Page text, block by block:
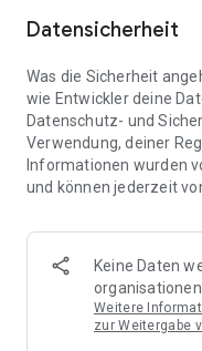
• Aktuelles aus deiner
Die App Klima-Taler
liegt der Verbrauch bei
als im normalen
GPS, um die
Taler zu berechnen.
Datenschutz hat bei
DSGVO konform in
Datensicherheit
Was die Sicherheit
wie Entwickler deine
Datenschutz- und
Verwendung, deiner
Informationen wurden
und können jederzeit
Keine Daten
Weitere
zur Weitergabe